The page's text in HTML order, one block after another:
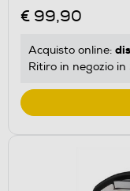
€ 99,90
Acquisto online:
Ritiro in negozio